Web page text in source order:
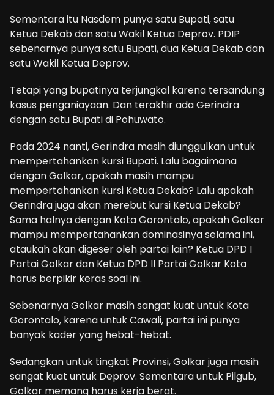
Sementara itu Nasdem punya satu Bupati, satu
Ketua Dekab dan satu Wakil Ketua Deprov. PDIP
sebenarnya punya satu Bupati, dua Ketua Dekab dan
satu Wakil Ketua Deprov.
Tetapi yang bupatinya terjungkal karena tersandung
kasus penganiayaan. Dan terakhir ada Gerindra
dengan satu Bupati di Pohuwato.
Pada 2024 nanti, Gerindra masih diunggulkan untuk
mempertahankan kursi Bupati. Lalu bagaimana
dengan Golkar, apakah masih mampu
mempertahankan kursi Ketua Dekab? Lalu apakah
Gerindra juga akan merebut kursi Ketua Dekab?
Sama halnya dengan Kota Gorontalo, apakah Golkar
mampu mempertahankan dominasinya selama ini,
ataukah akan digeser oleh partai lain? Ketua DPD I
Partai Golkar dan Ketua DPD II Partai Golkar Kota
harus berpikir keras soal ini.
Sebenarnya Golkar masih sangat kuat untuk Kota
Gorontalo, karena untuk Cawali, partai ini punya
banyak kader yang hebat-hebat.
Sedangkan untuk tingkat Provinsi, Golkar juga masih
sangat kuat untuk Deprov. Sementara untuk Pilgub,
Golkar memang harus kerja berat.